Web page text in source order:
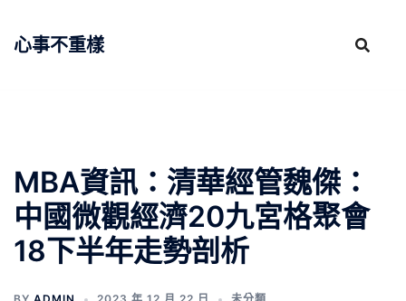
心事不重樣
MBA資訊：清華經管魏傑：
中國微觀經濟20九宮格聚會
18下半年走勢剖析